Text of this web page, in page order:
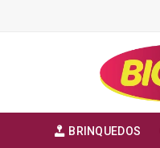
BRINQUEDOS